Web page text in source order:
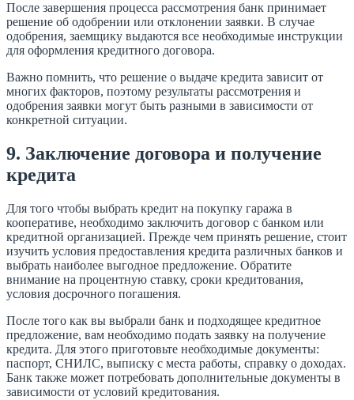
После завершения процесса рассмотрения банк принимает
решение об одобрении или отклонении заявки. В случае
одобрения, заемщику выдаются все необходимые инструкции
для оформления кредитного договора.
Важно помнить, что решение о выдаче кредита зависит от
многих факторов, поэтому результаты рассмотрения и
одобрения заявки могут быть разными в зависимости от
конкретной ситуации.
9. Заключение договора и получение
кредита
Для того чтобы выбрать кредит на покупку гаража в
кооперативе, необходимо заключить договор с банком или
кредитной организацией. Прежде чем принять решение, стоит
изучить условия предоставления кредита различных банков и
выбрать наиболее выгодное предложение. Обратите
внимание на процентную ставку, сроки кредитования,
условия досрочного погашения.
После того как вы выбрали банк и подходящее кредитное
предложение, вам необходимо подать заявку на получение
кредита. Для этого приготовьте необходимые документы:
паспорт, СНИЛС, выписку с места работы, справку о доходах.
Банк также может потребовать дополнительные документы в
зависимости от условий кредитования.